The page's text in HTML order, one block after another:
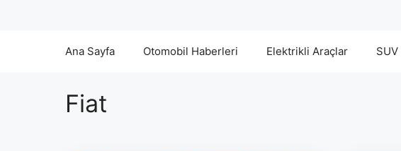
Ana Sayfa Otomobil Haberleri Elektrikli Araçlar
Fiat